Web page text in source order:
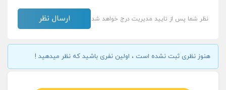
نظر شما پس از تایید مدیریت درج خواهد شد
هنوز نظری ثبت نشده است ، اولین نفری باشید که نظر میدهید !